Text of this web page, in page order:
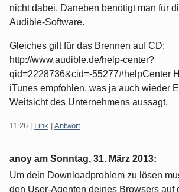
nicht dabei. Daneben benötigt man für
Audible-Software.
Gleiches gilt für das Brennen auf CD:
http://www.audible.de/help-center?
qid=2228736&cid=-55277#helpCenter
iTunes empfohlen, was ja auch wieder
Weitsicht des Unternehmens aussagt.
11:26 Link Antwort
anoy am Sonntag, 31. März 2013:
Um dein Downloadproblem zu lösen
den User-Agenten deines Browsers auf